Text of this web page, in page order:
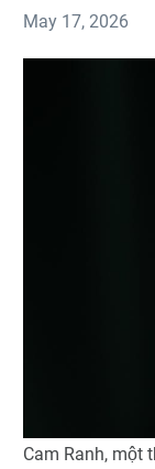
May 17, 2026
Cam Ranh, một